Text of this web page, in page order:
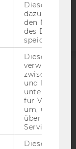
Dieser
dazu
den
des
speichern.
Dieses
verwendet,
zwischen
und Bots zu
für Vimeo
um, um
über die
Service zu
Dieses